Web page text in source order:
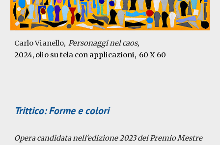
Carlo Vianello,Personaggi nel caos,
2024, olio su tela con applicazioni, 60 X 60
Trittico: Forme e colori
Opera candidatanell'edizione 2023 del Premio Mestre